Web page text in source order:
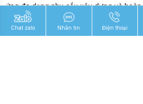
ứng đa dạng nhu cầu xây dựng và
khách; với định hướng kinh doanh uy
cùng dịch vụ tư vấn tận tâm,INAX SÀI
những giải pháp vật tư đồng bộ, bền
Chat zalo Nhắn tin Điện thoại